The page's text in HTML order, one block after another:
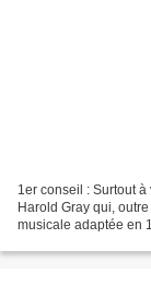
1er conseil : Surtout
Harold Gray qui,
musicale adaptée en